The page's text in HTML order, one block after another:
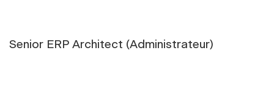
Senior ERP Architect (Administrateur)